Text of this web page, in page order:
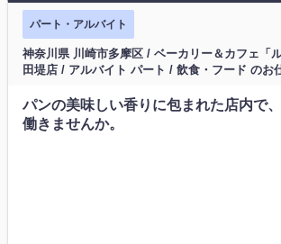
パート・アルバイト
神奈川県 川崎市多摩区 / ベーカリー＆カフェ「
田堤店 / アルバイト パート / 飲食・フード のお
パンの美味しい香りに包まれた店内で
働きませんか。